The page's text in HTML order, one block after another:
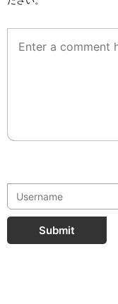
Submit